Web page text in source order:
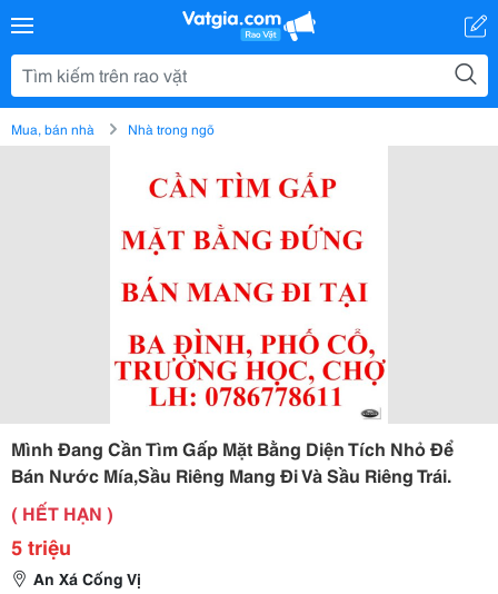
Mua, bán nhà Nhà trong ngõ
Mình Đang Cần Tìm Gấp Mặt Bằng Diện Tích Nhỏ Để
Bán Nước Mía,Sầu Riêng Mang Đi Và Sầu Riêng Trái.
( HẾT HẠN )
5 triệu
An Xá Cống Vị